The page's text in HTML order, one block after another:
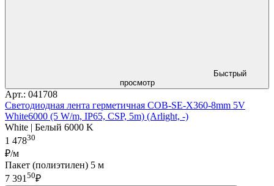
Быстрый
просмотр
Арт.: 041708
Светодиодная лента герметичная COB-SE-X360-8mm 5V
White6000 (5 W/m, IP65, CSP, 5m) (Arlight, -)
White | Белый 6000 K
1 47830
₽/м
Пакет (полиэтилен) 5 м
7 39150₽